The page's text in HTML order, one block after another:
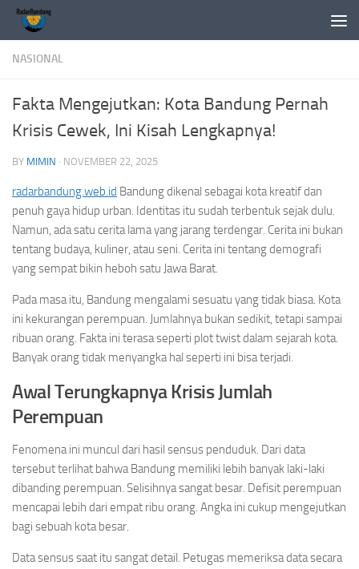
Skip to content
NASIONAL
Fakta Mengejutkan: Kota Bandung Pernah
Krisis Cewek, Ini Kisah Lengkapnya!
BY MIMIN · NOVEMBER 22, 2025
radarbandung.web.id Bandung dikenal sebagai kota kreatif dan
penuh gaya hidup urban. Identitas itu sudah terbentuk sejak dulu.
Namun, ada satu cerita lama yang jarang terdengar. Cerita ini bukan
tentang budaya, kuliner, atau seni. Cerita ini tentang demografi
yang sempat bikin heboh satu Jawa Barat.
Pada masa itu, Bandung mengalami sesuatu yang tidak biasa. Kota
ini kekurangan perempuan. Jumlahnya bukan sedikit, tetapi sampai
ribuan orang. Fakta ini terasa seperti plot twist dalam sejarah kota.
Banyak orang tidak menyangka hal seperti ini bisa terjadi.
Awal Terungkapnya Krisis Jumlah
Perempuan
Fenomena ini muncul dari hasil sensus penduduk. Dari data
tersebut terlihat bahwa Bandung memiliki lebih banyak laki-laki
dibanding perempuan. Selisihnya sangat besar. Defisit perempuan
mencapai lebih dari empat ribu orang. Angka ini cukup mengejutkan
bagi sebuah kota besar.
Data sensus saat itu sangat detail. Petugas memeriksa data secara